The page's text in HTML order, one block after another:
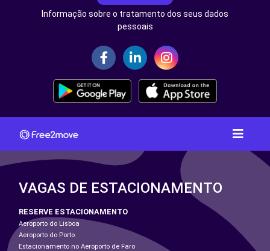
Informação sobre o tratamento dos seus dados
pessoais
VAGAS DE ESTACIONAMENTO
RESERVE ESTACIONAMENTO
Aeroporto do Lisboa
Aeroporto do Porto
Estacionamento no Aeroporto de Faro